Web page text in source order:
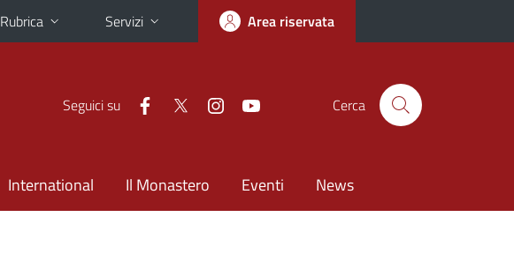
Rubrica Servizi Area riservata
Seguici su Cerca
International Il Monastero Eventi News